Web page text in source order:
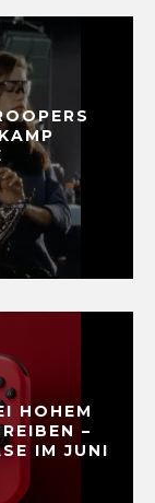
HOHEM
–
IM JUNI